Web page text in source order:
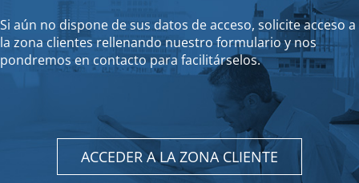
Si aún no dispone de sus datos de acceso, solicite acceso a
la zona clientes rellenando nuestro formulario y nos
pondremos en contacto para facilitárselos.
ACCEDER A LA ZONA CLIENTE